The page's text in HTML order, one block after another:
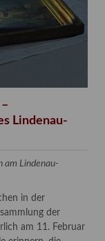
Lindenau-
am Lindenau-
in der
der
am 11. Februar